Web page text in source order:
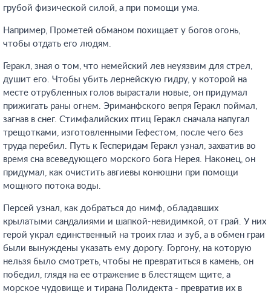
грубой физической силой, а при помощи ума.
Например, Прометей обманом похищает у богов огонь,
чтобы отдать его людям.
Геракл, зная о том, что немейский лев неуязвим для стрел,
душит его. Чтобы убить лернейскую гидру, у которой на
месте отрубленных голов вырастали новые, он придумал
прижигать раны огнем. Эриманфского вепря Геракл поймал,
загнав в снег. Стимфалийских птиц Геракл сначала напугал
трещотками, изготовленными Гефестом, после чего без
труда перебил. Путь к Гесперидам Геракл узнал, захватив во
время сна всеведующего морского бога Нерея. Наконец, он
придумал, как очистить авгиевы конюшни при помощи
мощного потока воды.
Персей узнал, как добраться до нимф, обладавших
крылатыми сандалиями и шапкой-невидимкой, от грай. У них
герой украл единственный на троих глаз и зуб, а в обмен граи
были вынуждены указать ему дорогу. Горгону, на которую
нельзя было смотреть, чтобы не превратиться в камень, он
победил, глядя на ее отражение в блестящем щите, а
морское чудовище и тирана Полидекта - превратив их в